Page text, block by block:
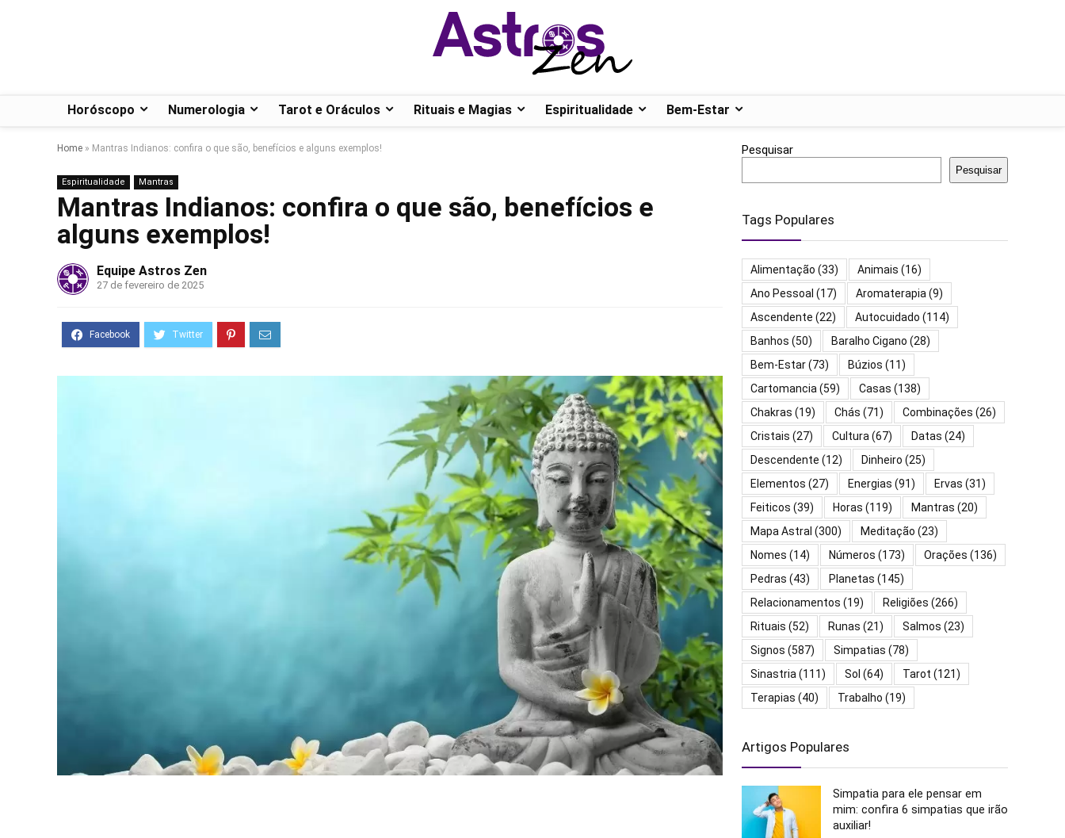
Horóscopo Numerologia Tarot e Oráculos Rituais e Magias Espiritualidade Bem-Estar
Home » Mantras Indianos: confira o que são, benefícios e alguns exemplos!
Espiritualidade Mantras
Mantras Indianos: confira o que são, benefícios e
alguns exemplos!
Equipe Astros Zen
27 de fevereiro de 2025
Pesquisar
Pesquisar
Tags Populares
Alimentação (33) Animais (16)
Ano Pessoal (17) Aromaterapia(9)
Ascendente (22) Autocuidado (114)
Banhos (50) Baralho Cigano (28)
Bem-Estar(73) Búzios (11)
Cartomancia(59) Casas (138)
Chakras (19) Chás (71) Combinações (26)
Cristais (27) Cultura(67) Datas (24)
Descendente (12) Dinheiro (25)
Elementos (27) Energias (91) Ervas (31)
Feiticos (39) Horas (119) Mantras (20)
Mapa Astral (300) Meditação (23)
Nomes (14) Números (173) Orações (136)
Pedras (43) Planetas (145)
Relacionamentos (19) Religiões (266)
Rituais (52) Runas (21) Salmos (23)
Signos (587) Simpatias (78)
Sinastria(111) Sol (64) Tarot (121)
Terapias (40) Trabalho (19)
Artigos Populares
Simpatia para ele pensar em
mim: confira 6 simpatias que irão
auxiliar!